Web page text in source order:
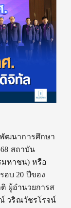
ฒนาการศึกษา
สถาบัน
มหาชน) หรือ
อบ 20 ปีของ
ผู้อำนวยการส
วริณวัชรโรจน์